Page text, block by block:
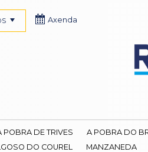
Axenda
POBRA DE TRIVES A POBRA DO
DO COUREL MANZANEDA